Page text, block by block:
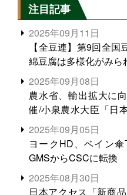
注目記事
2025年09月11日
【全豆連】第9回全
綿豆腐は多様化がみら
2025年09月08日
農水省、輸出拡大に
催/小泉農水大臣「日
る。米増産に向けて、
2025年09月05日
ヨークHD、ベイン
GMSからCSCに転換
2025年08月30日
日本アクセス「新商